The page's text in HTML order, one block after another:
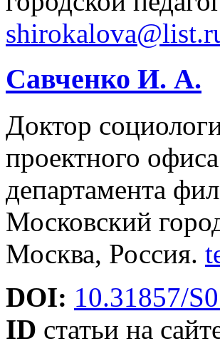
Савченко И. А.
Доктор
проектного
департамента
Московский
Москва, Россия.
DOI: 10.31857/
ID статьи на